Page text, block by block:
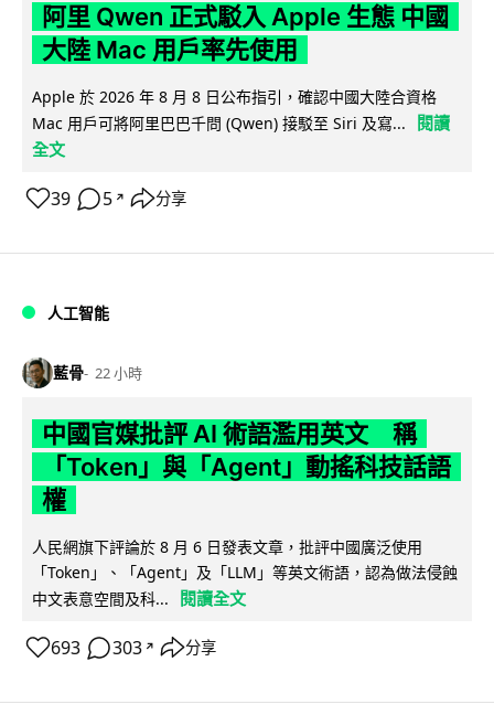
阿里 Qwen 正式駁入 Apple 生態 中國
大陸 Mac 用戶率先使用
Apple 於 2026 年 8 月 8 日公布指引，確認中國大陸合資格
Mac 用戶可將阿里巴巴千問 (Qwen) 接駁至 Siri 及寫...
閱讀
全文
39 5 ↗ 分享
人工智能
藍骨 22 小時
中國官媒批評 AI 術語濫用英文 稱
「Token」與「Agent」動搖科技話語
權
人民網旗下評論於 8 月 6 日發表文章，批評中國廣泛使用
「Token」、「Agent」及「LLM」等英文術語，認為做法侵蝕
中文表意空間及科...
閱讀全文
693 303 ↗ 分享